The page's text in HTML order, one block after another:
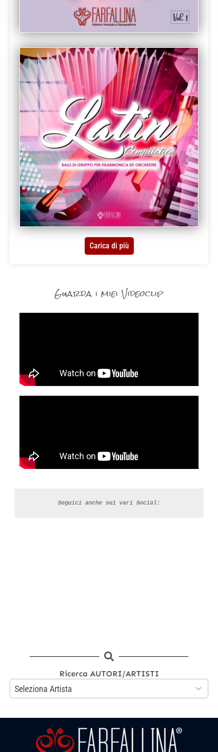
Carica di più
Guarda i miei Videoclip
Seguici anche sui vari Social:
Ricerca AUTORI/ARTISTI
Seleziona Artista
133
results